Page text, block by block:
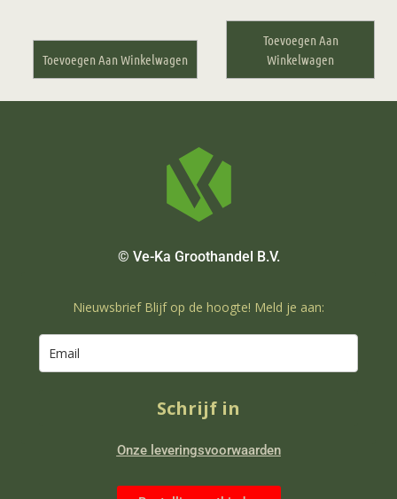
Toevoegen Aan Winkelwagen
Toevoegen Aan
Winkelwagen
© Ve-Ka Groothandel B.V.
Nieuwsbrief Blijf op de hoogte! Meld je aan:
Schrijf in
Onze leveringsvoorwaarden